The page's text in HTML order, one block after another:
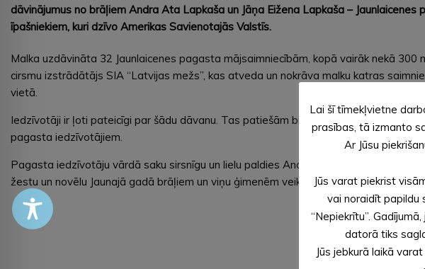
dāvinājumus no brāļiem Andra Ata Lapkaša un Jāņa Eižena Lapkaša – Jaunlaicenes
īpašniekiem, kuri dzīvo Amerikas Savienotajās Valstīs.
Malka uzdāvināta 32 Jaunlaicenes pagasta mājsaimniecībām, kopā vairāk nekā 300
cirsmu izstrādātājs SIA “Latvijas mežs”, kas atveda un nokrāva malku katras
vietā.
Iedzīvotāji ir ļoti pateicīgi par šādu dāvanu. Tas patiešām bija Ziemassvētku un
pagasta iedzīvotājiem.
Pagasta iedzīvotāju vārdā saku sirsnīgu un lielu paldies Andrim Atim un Jānim
žestu un novēlu Jaunajā gadā brāļiem un viņu ģimenēm veiksmi, enerģiju un stipru
Jaunlaicenes pagasta
Lai šī tīmekļvietne
prasības, tā izmanto
Ar Jūsu
Jūs varat piekrist
vai noraidīt papildu
“Nepiekrītu”.
datorā tiks
Jūs jebkurā laikā